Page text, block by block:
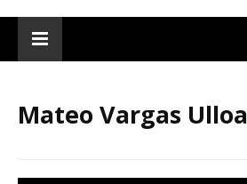
Mateo Vargas Ulloa